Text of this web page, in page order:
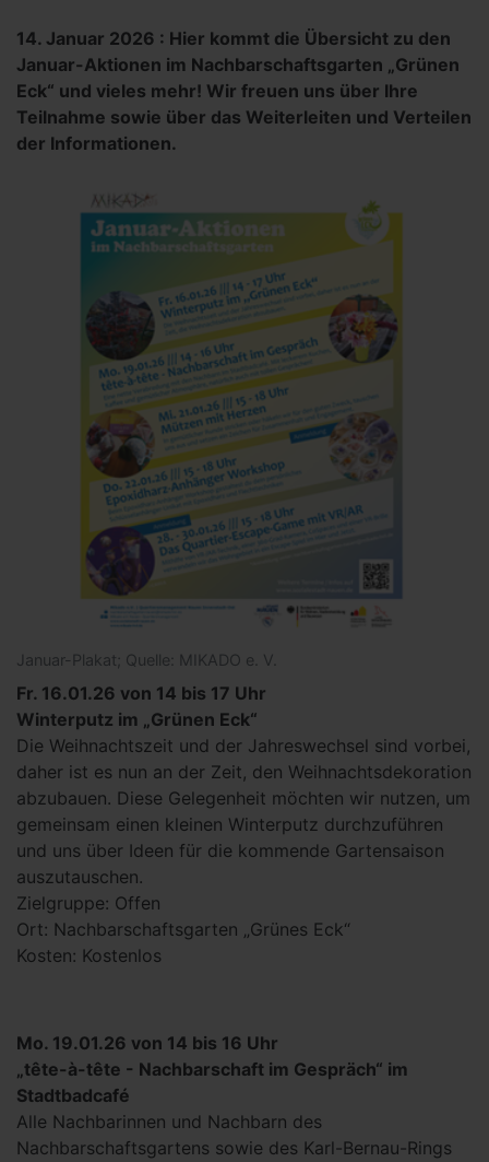
14. Januar 2026 : Hier kommt die Übersicht zu den
Januar-Aktionen im Nachbarschaftsgarten „Grünen
Eck“ und vieles mehr! Wir freuen uns über Ihre
Teilnahme sowie über das Weiterleiten und Verteilen
der Informationen.
Januar-Plakat; Quelle: MIKADO e. V.
Fr. 16.01.26 von 14 bis 17 Uhr
Winterputz im „Grünen Eck“
Die Weihnachtszeit und der Jahreswechsel sind vorbei,
daher ist es nun an der Zeit, den Weihnachtsdekoration
abzubauen. Diese Gelegenheit möchten wir nutzen, um
gemeinsam einen kleinen Winterputz durchzuführen
und uns über Ideen für die kommende Gartensaison
auszutauschen.
Zielgruppe: Offen
Ort: Nachbarschaftsgarten „Grünes Eck“
Kosten: Kostenlos
Mo. 19.01.26 von 14 bis 16 Uhr
„tête-à-tête - Nachbarschaft im Gespräch“ im
Stadtbadcafé
Alle Nachbarinnen und Nachbarn des
Nachbarschaftsgartens sowie des Karl-Bernau-Rings